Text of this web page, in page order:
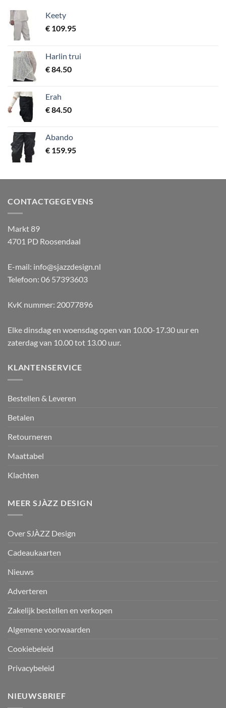
Keety
€ 109.95
Harlin trui
€84.50
Erah
€84.50
Abando
€ 159.95
CONTACTGEGEVENS
Markt 89
4701 PD Roosendaal
E-mail: info@sjazzdesign.nl
Telefoon: 06 57393603
KvK nummer: 20077896
Elke dinsdag en woensdag open van 10.00-17.30 uur en
zaterdag van 10.00 tot 13.00 uur.
KLANTENSERVICE
Bestellen & Leveren
Betalen
Retourneren
Maattabel
Klachten
MEER SJÀZZ DESIGN
Over SJÀZZ Design
Cadeaukaarten
Nieuws
Adverteren
Zakelijk bestellen en verkopen
Algemene voorwaarden
Cookiebeleid
Privacybeleid
NIEUWSBRIEF